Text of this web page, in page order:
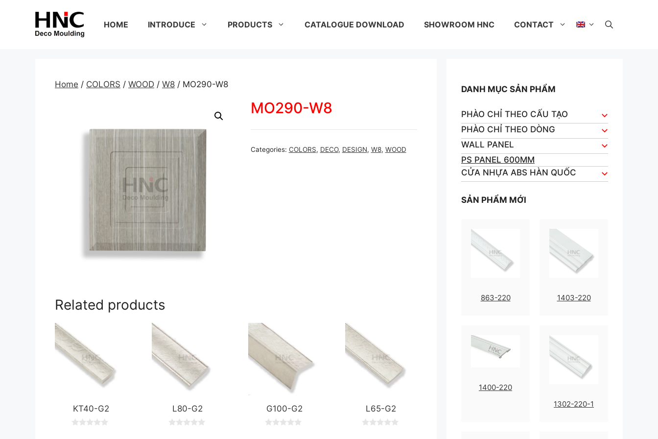
HOME INTRODUCE PRODUCTS CATALOGUE DOWNLOAD SHOWROOM HNC CONTACT
Home / COLORS / WOOD / W8 / MO290-W8
MO290-W8
Categories: COLORS, DECO, DESIGN, W8, WOOD
Related products
KT40-G2 L80-G2 G100-G2 L65-G2
DANH MỤC SẢN PHẨM
PHÀO CHỈ THEO CẤU TẠO
PHÀO CHỈ THEO DÒNG
WALL PANEL
PS PANEL 600MM
CỬA NHỰA ABS HÀN QUỐC
SẢN PHẨM MỚI
863-220 1403-220
1400-220
1302-220-1